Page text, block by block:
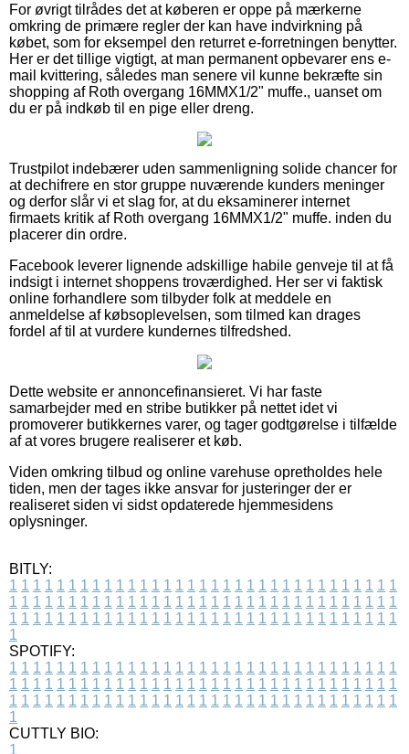
For øvrigt tilrådes det at køberen er oppe på mærkerne
omkring de primære regler der kan have indvirkning på
købet, som for eksempel den returret e-forretningen benytter.
Her er det tillige vigtigt, at man permanent opbevarer ens e-
mail kvittering, således man senere vil kunne bekræfte sin
shopping af Roth overgang 16MMX1/2" muffe., uanset om
du er på indkøb til en pige eller dreng.
Trustpilot indebærer uden sammenligning solide chancer for
at dechifrere en stor gruppe nuværende kunders meninger
og derfor slår vi et slag for, at du eksaminerer internet
firmaets kritik af Roth overgang 16MMX1/2" muffe. inden du
placerer din ordre.
Facebook leverer lignende adskillige habile genveje til at få
indsigt i internet shoppens troværdighed. Her ser vi faktisk
online forhandlere som tilbyder folk at meddele en
anmeldelse af købsoplevelsen, som tilmed kan drages
fordel af til at vurdere kundernes tilfredshed.
Dette website er annoncefinansieret. Vi har faste
samarbejder med en stribe butikker på nettet idet vi
promoverer butikkernes varer, og tager godtgørelse i tilfælde
af at vores brugere realiserer et køb.
Viden omkring tilbud og online varehuse opretholdes hele
tiden, men der tages ikke ansvar for justeringer der er
realiseret siden vi sidst opdaterede hjemmesidens
oplysninger.
BITLY:
1 1 1 1 1 1 1 1 1 1 1 1 1 1 1 1 1 1 1 1 1 1 1 1 1 1 1 1 1 1 1 1 1
1 1 1 1 1 1 1 1 1 1 1 1 1 1 1 1 1 1 1 1 1 1 1 1 1 1 1 1 1 1 1 1 1
1 1 1 1 1 1 1 1 1 1 1 1 1 1 1 1 1 1 1 1 1 1 1 1 1 1 1 1 1 1 1 1 1
1
SPOTIFY:
1 1 1 1 1 1 1 1 1 1 1 1 1 1 1 1 1 1 1 1 1 1 1 1 1 1 1 1 1 1 1 1 1
1 1 1 1 1 1 1 1 1 1 1 1 1 1 1 1 1 1 1 1 1 1 1 1 1 1 1 1 1 1 1 1 1
1 1 1 1 1 1 1 1 1 1 1 1 1 1 1 1 1 1 1 1 1 1 1 1 1 1 1 1 1 1 1 1 1
1
CUTTLY BIO:
1